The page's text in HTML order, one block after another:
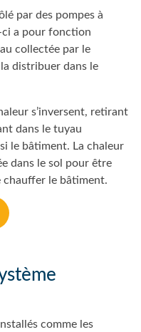
par des pompes à
ci a pour fonction
collectée par le
distribuer dans le
s’inversent, retirant
dans le tuyau
le bâtiment. La chaleur
dans le sol pour être
chauffer le bâtiment.
comme les